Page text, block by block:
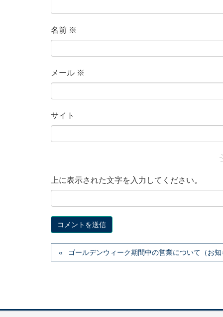
名前 ※
メール ※
サイト
上に表示された文字を入力してください。
ゴールデンウィーク期間中の営業について（お